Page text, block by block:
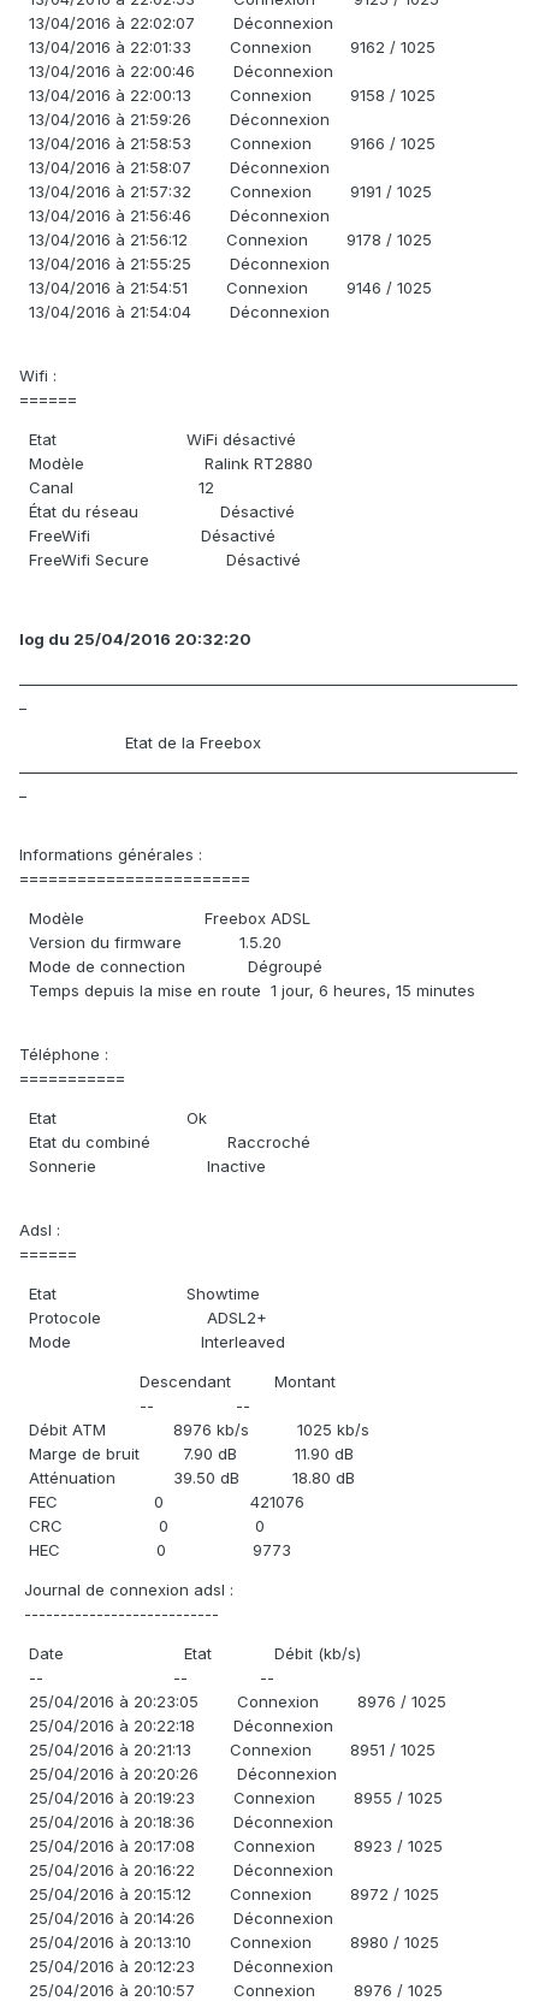
13/04/2016 à 22:02:07 Déconnexion
13/04/2016 à 22:01:33 Connexion 9162 / 1025
13/04/2016 à 22:00:46 Déconnexion
13/04/2016 à 22:00:13 Connexion 9158 / 1025
13/04/2016 à 21:59:26 Déconnexion
13/04/2016 à 21:58:53 Connexion 9166 / 1025
13/04/2016 à 21:58:07 Déconnexion
13/04/2016 à 21:57:32 Connexion 9191 / 1025
13/04/2016 à 21:56:46 Déconnexion
13/04/2016 à 21:56:12 Connexion 9178 / 1025
13/04/2016 à 21:55:25 Déconnexion
13/04/2016 à 21:54:51 Connexion 9146 / 1025
13/04/2016 à 21:54:04 Déconnexion
Wifi :
======
Etat WiFi désactivé
Modèle Ralink RT2880
Canal 12
État du réseau Désactivé
FreeWifi Désactivé
FreeWifi Secure Désactivé
log du 25/04/2016 20:32:20
Etat de la Freebox
Informations générales :
========================
Modèle Freebox ADSL
Version du firmware 1.5.20
Mode de connection Dégroupé
Temps depuis la mise en route 1 jour, 6 heures, 15 minutes
Téléphone :
===========
Etat Ok
Etat du combiné Raccroché
Sonnerie Inactive
Adsl :
======
Etat Showtime
Protocole ADSL2+
Mode Interleaved
Descendant Montant
-- --
Débit ATM 8976 kb/s 1025 kb/s
Marge de bruit 7.90 dB 11.90 dB
Atténuation 39.50 dB 18.80 dB
FEC 0 421076
CRC 0 0
HEC 0 9773
Journal de connexion adsl :
---------------------------
Date Etat Débit (kb/s)
-- -- --
25/04/2016 à 20:23:05 Connexion 8976 / 1025
25/04/2016 à 20:22:18 Déconnexion
25/04/2016 à 20:21:13 Connexion 8951 / 1025
25/04/2016 à 20:20:26 Déconnexion
25/04/2016 à 20:19:23 Connexion 8955 / 1025
25/04/2016 à 20:18:36 Déconnexion
25/04/2016 à 20:17:08 Connexion 8923 / 1025
25/04/2016 à 20:16:22 Déconnexion
25/04/2016 à 20:15:12 Connexion 8972 / 1025
25/04/2016 à 20:14:26 Déconnexion
25/04/2016 à 20:13:10 Connexion 8980 / 1025
25/04/2016 à 20:12:23 Déconnexion
25/04/2016 à 20:10:57 Connexion 8976 / 1025